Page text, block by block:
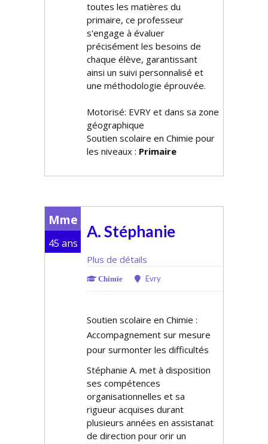
toutes les matières du
primaire, ce professeur
s'engage à évaluer
précisément les besoins de
chaque élève, garantissant
ainsi un suivi personnalisé et
une méthodologie éprouvée.
Motorisé: EVRY et dans sa zone
géographique
Soutien scolaire en Chimie pour
les niveaux : Primaire
Mme
45 ans
A. Stéphanie
Plus de détails
Chimie Evry
Soutien scolaire en Chimie :
Accompagnement sur mesure
pour surmonter les difficultés
Stéphanie A. met à disposition
ses compétences
organisationnelles et sa
rigueur acquises durant
plusieurs années en assistanat
de direction pour offrir un